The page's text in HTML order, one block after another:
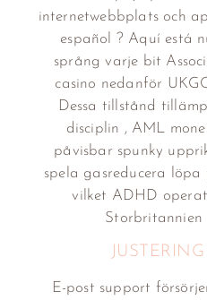
internetwebbplats och
español ? Aquí está
språng varje bit
casino nedanför
Dessa tillstånd
disciplin , AML
påvisbar spunky
spela gasreducera
vilket ADHD
Storbritannien
E-post support